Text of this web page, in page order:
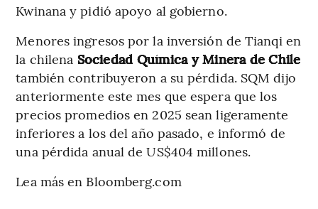
Kwinana y pidió apoyo al gobierno.
Menores ingresos por la inversión de Tianqi en
la chilena Sociedad Química y Minera de Chile
también contribuyeron a su pérdida. SQM dijo
anteriormente este mes que espera que los
precios promedios en 2025 sean ligeramente
inferiores a los del año pasado, e informó de
una pérdida anual de US$404 millones.
Lea más en Bloomberg.com